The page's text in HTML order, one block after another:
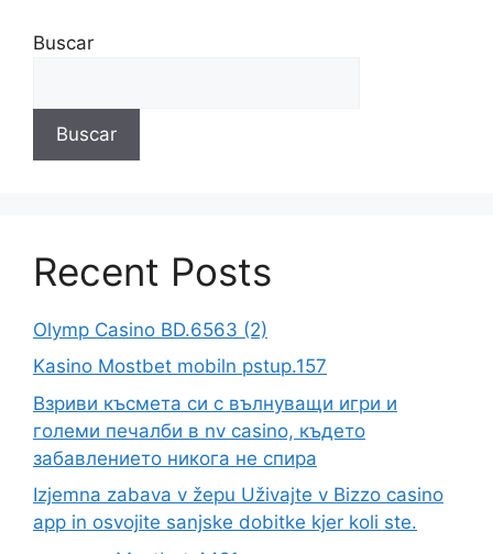
Buscar
Buscar
Recent Posts
Olymp Casino BD.6563 (2)
Kasino Mostbet mobiln pstup.157
Взриви късмета си с вълнуващи игри и
големи печалби в nv casino, където
забавлението никога не спира
Izjemna zabava v žepu Uživajte v Bizzo casino
app in osvojite sanjske dobitke kjer koli ste.